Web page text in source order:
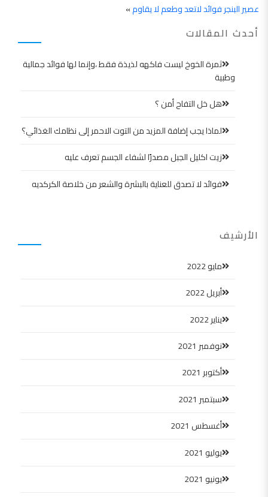
عصير البنجر فوائد لاتعد وطعم لا يقاوم»
أحدث المقالات
ثمرة الخوخ ليست فاكهه لذيذة فقط ،وإنما لها فوائد جمالية
وطبية
هل خل التفاح أمن ؟
لماذا يجب إضافة المزيد من التوت الاحمر إلى نظامك الغذائي؟
زيت اكليل الجبل مصدرًا لشفاء الجسم تعرف عليه
فوائد لا تصدق للعناية بالبشرة والشعر من خلاصة الكركديه
الأرشيف
مايو 2022
أبريل 2022
يناير 2022
نوفمبر 2021
أكتوبر 2021
سبتمبر 2021
أغسطس 2021
يوليو 2021
يونيو 2021